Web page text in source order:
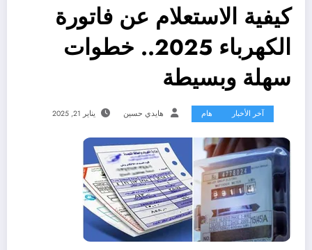
كيفية الاستعلام عن فاتورة
الكهرباء 2025.. خطوات
سهلة وبسيطة
آخر الأخبار هام هايدي حسين يناير 21, 2025